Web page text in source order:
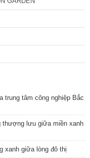
trung tâm công nghiệp Bắc
thượng lưu giữa miền xanh
xanh giữa lòng đô thị